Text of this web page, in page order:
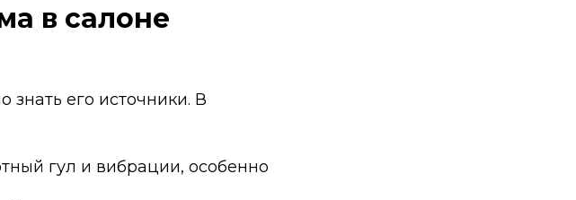
в салоне
его источники. В
гул и вибрации, особенно